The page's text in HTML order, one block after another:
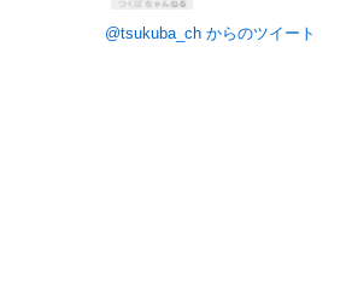
@tsukuba_ch からのツイート